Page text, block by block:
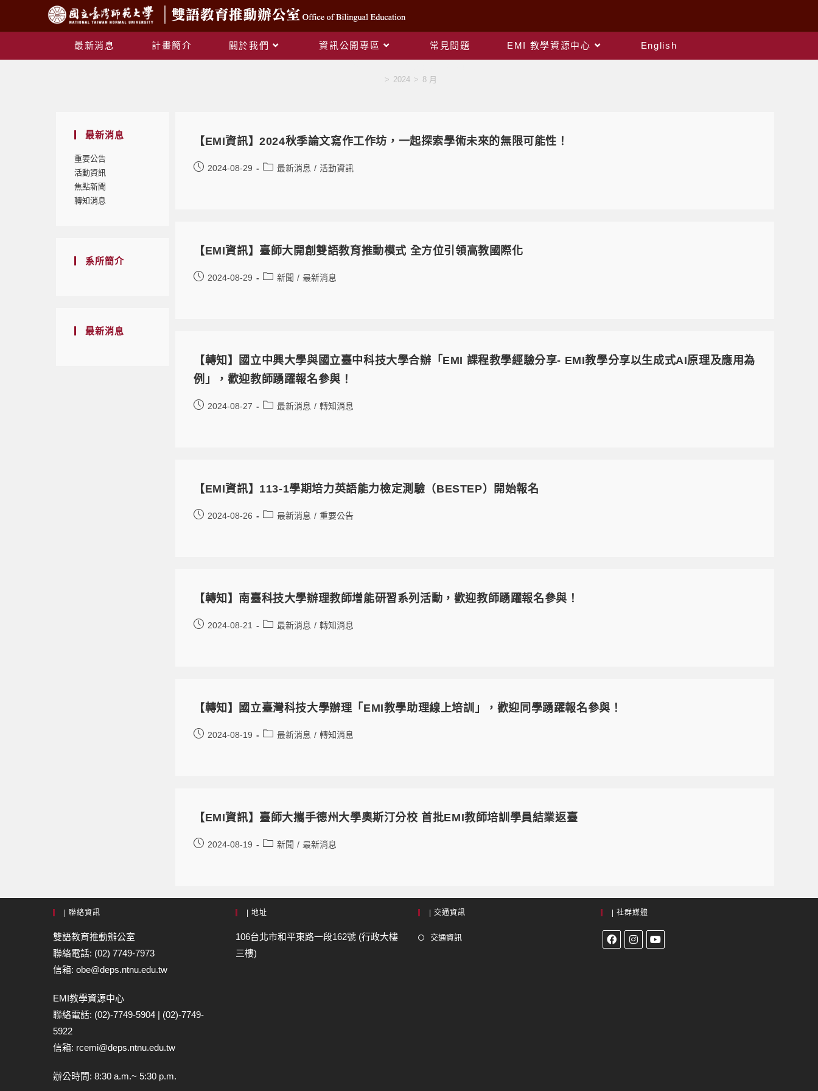
最新消息 計畫簡介 關於我們 資訊公開專區 常見問題 EMI 教學資源中心 English
> 2024 > 8 月
最新消息
重要公告
活動資訊
焦點新聞
轉知消息
系所簡介
最新消息
【EMI資訊】2024秋季論文寫作工作坊，一起探索學術未來的無限可能性！
2024-08-29 最新消息 / 活動資訊
【EMI資訊】臺師大開創雙語教育推動模式 全方位引領高教國際化
2024-08-29 新聞 / 最新消息
【轉知】國立中興大學與國立臺中科技大學合辦「EMI 課程教學經驗分享- EMI教學分享以生成式AI原理及應用為
例」，歡迎教師踴躍報名參與！
2024-08-27 最新消息 / 轉知消息
【EMI資訊】113-1學期培力英語能力檢定測驗（BESTEP）開始報名
2024-08-26 最新消息 / 重要公告
【轉知】南臺科技大學辦理教師增能研習系列活動，歡迎教師踴躍報名參與！
2024-08-21 最新消息 / 轉知消息
【轉知】國立臺灣科技大學辦理「EMI教學助理線上培訓」，歡迎同學踴躍報名參與！
2024-08-19 最新消息 / 轉知消息
【EMI資訊】臺師大攜手德州大學奧斯汀分校 首批EMI教師培訓學員結業返臺
2024-08-19 新聞 / 最新消息
| 聯絡資訊
雙語教育推動辦公室
聯絡電話: (02) 7749-7973
信箱: obe@deps.ntnu.edu.tw
EMI教學資源中心
聯絡電話: (02)-7749-5904 | (02)-7749-
5922
信箱: rcemi@deps.ntnu.edu.tw
辦公時間: 8:30 a.m.~ 5:30 p.m.
| 地址
106台北市和平東路一段162號 (行政大樓
三樓)
| 交通資訊
交通資訊
| 社群媒體